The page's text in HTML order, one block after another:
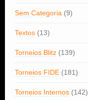
Sem Categoria (9)
Textos (13)
Torneios Blitz (139)
Torneios FIDE (181)
Torneios Internos (142)